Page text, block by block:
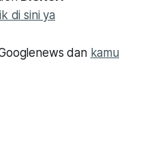
di sini ya
dan kamu